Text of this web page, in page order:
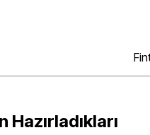
Hazırladıkları